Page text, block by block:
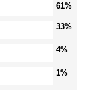
61%
33%
4%
1%